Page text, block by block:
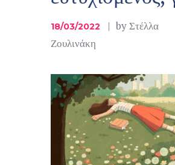
18/03/2022 byΣτέλλα
Ζουλινάκη